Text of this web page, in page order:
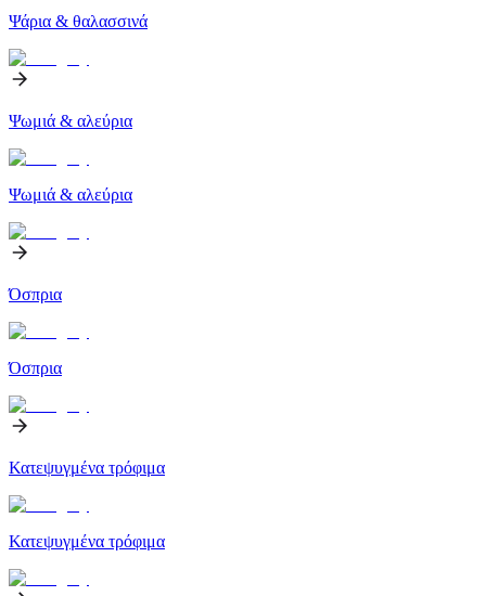
Ψάρια & θαλασσινά
Ψωμιά & αλεύρια
Ψωμιά & αλεύρια
Όσπρια
Όσπρια
Κατεψυγμένα τρόφιμα
Κατεψυγμένα τρόφιμα